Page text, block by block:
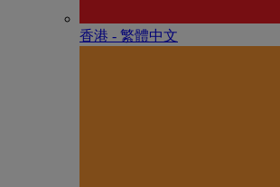
香港 - 繁體中文